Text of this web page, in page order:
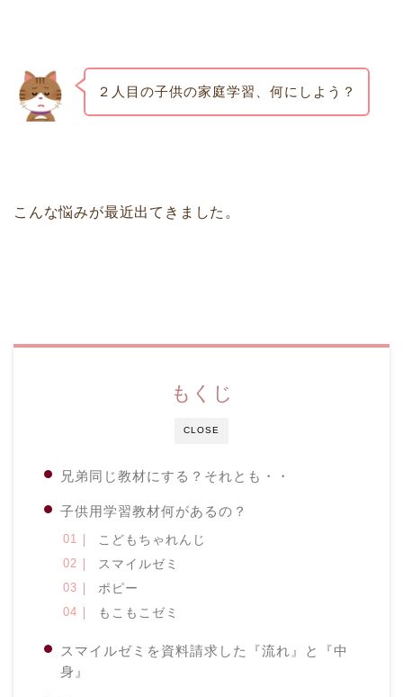
２人目の子供の家庭学習、何にしよう？
こんな悩みが最近出てきました。
CLOSE
もくじ
兄弟同じ教材にする？それとも・・
子供用学習教材何があるの？
こどもちゃれんじ
スマイルゼミ
ポピー
もこもこゼミ
スマイルゼミを資料請求した『流れ』と『中
身』